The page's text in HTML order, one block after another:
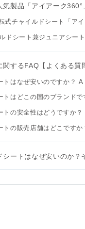
気製品「アイアーク
式チャイルドシート「アイ
ドシート兼ジュニアシー
するFAQ【よくある質
はなぜ安いのですか？
はどこの国のブランドで
の安全性はどうですか
の販売店舗はどこです
ートはなぜ安いのか？